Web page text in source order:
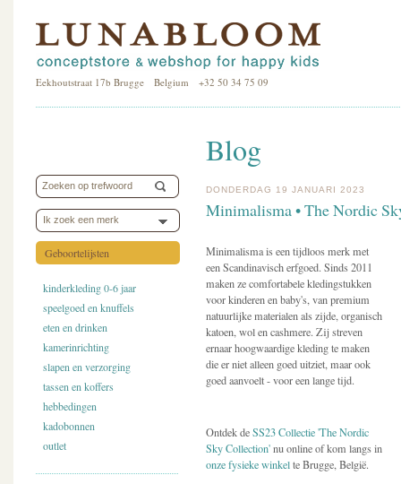
Eekhoutstraat 17b Brugge Belgium +32 50 34 75 09
Ik zoek een merk
Geboortelijsten
kinderkleding 0-6 jaar
speelgoed en knuffels
eten en drinken
kamerinrichting
slapen en verzorging
tassen en koffers
hebbedingen
kadobonnen
outlet
Blog
DONDERDAG 19 JANUARI 2023
Minimalisma • The Nordic
Minimalisma is een tijdloos merk met
een Scandinavisch erfgoed. Sinds 2011
maken ze comfortabele kledingstukken
voor kinderen en baby's, van premium
natuurlijke materialen als zijde, organisch
katoen, wol en cashmere. Zij streven
ernaar hoogwaardige kleding te maken
die er niet alleen goed uitziet, maar ook
goed aanvoelt - voor een lange tijd.
Ontdek deSS23 Collectie 'The Nordic
Sky Collection'nu online of kom langs in
onze fysieke winkelte Brugge, België.